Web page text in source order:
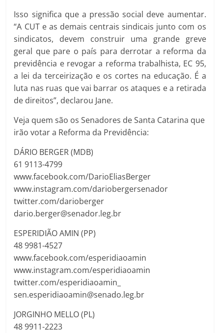
Isso significa que a pressão social deve aumentar.
“A CUT e as demais centrais sindicais junto com os
sindicatos, devem construir uma grande greve
geral que pare o país para derrotar a reforma da
previdência e revogar a reforma trabalhista, EC 95,
a lei da terceirização e os cortes na educação. É a
luta nas ruas que vai barrar os ataques e a retirada
de direitos”, declarou Jane.
Veja quem são os Senadores de Santa Catarina que
irão votar a Reforma da Previdência:
DÁRIO BERGER (MDB)
61 9113-4799
www.facebook.com/DarioEliasBerger
www.instagram.com/dariobergersenador
twitter.com/darioberger
dario.berger@senador.leg.br
ESPERIDIÃO AMIN (PP)
48 9981-4527
www.facebook.com/esperidiaoamin
www.instagram.com/esperidiaoamin
twitter.com/esperidiaoamin_
sen.esperidiaoamin@senado.leg.br
JORGINHO MELLO (PL)
48 9911-2223